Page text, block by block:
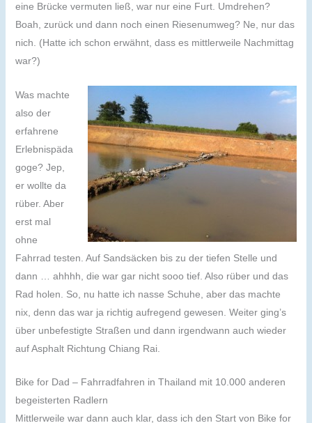
eine Brücke vermuten ließ, war nur eine Furt. Umdrehen?
Boah, zurück und dann noch einen Riesenumweg? Ne, nur das
nich. (Hatte ich schon erwähnt, dass es mittlerweile Nachmittag
war?)
Was machte
also der
erfahrene
Erlebnispäda
goge? Jep,
er wollte da
rüber. Aber
erst mal
ohne
Fahrrad testen. Auf Sandsäcken bis zu der tiefen Stelle und
dann … ahhhh, die war gar nicht sooo tief. Also rüber und das
Rad holen. So, nu hatte ich nasse Schuhe, aber das machte
nix, denn das war ja richtig aufregend gewesen. Weiter ging’s
über unbefestigte Straßen und dann irgendwann auch wieder
auf Asphalt Richtung Chiang Rai.
Bike for Dad – Fahrradfahren in Thailand mit 10.000 anderen
begeisterten Radlern
Mittlerweile war dann auch klar, dass ich den Start von Bike for